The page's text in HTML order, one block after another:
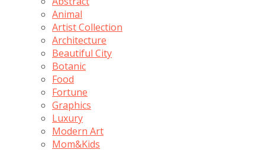
Animal
Artist Collection
Architecture
Beautiful City
Botanic
Food
Fortune
Graphics
Luxury
Modern Art
Mom&Kids